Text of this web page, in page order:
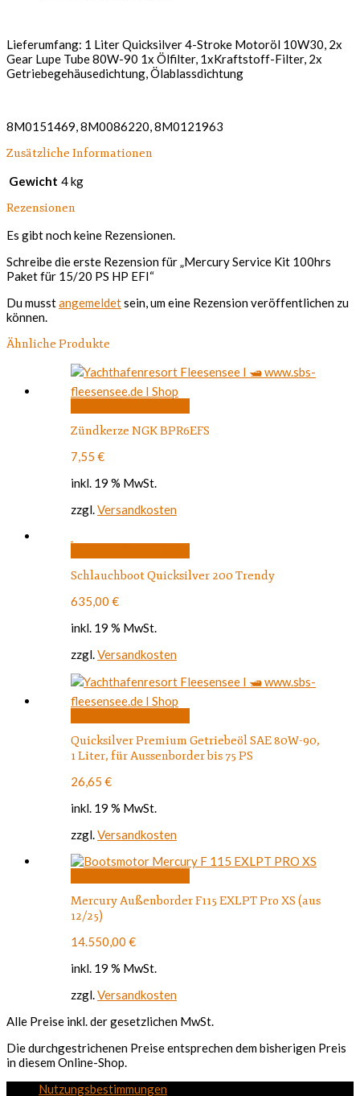
Lieferumfang: 1 Liter Quicksilver 4-Stroke Motoröl 10W30, 2x
Gear Lupe Tube 80W-90 1x Ölfilter, 1xKraftstoff-Filter, 2x
Getriebegehäusedichtung, Ölablassdichtung
8M0151469, 8M0086220, 8M0121963
Zusätzliche Informationen
Gewicht 4 kg
Rezensionen
Es gibt noch keine Rezensionen.
Schreibe die erste Rezension für „Mercury Service Kit 100hrs
Paket für 15/20 PS HP EFI“
Du musstangemeldetsein, um eine Rezension veröffentlichen zu
können.
Ähnliche Produkte
Zündkerze NGK BPR6EFS
7,55 €
inkl. 19 % MwSt.
zzgl.Versandkosten
Schlauchboot Quicksilver 200 Trendy
635,00 €
inkl. 19 % MwSt.
zzgl.Versandkosten
Quicksilver Premium Getriebeöl SAE 80W-90,
1 Liter, für Aussenborder bis 75 PS
26,65 €
inkl. 19 % MwSt.
zzgl.Versandkosten
Mercury Außenborder F115 EXLPT Pro XS (aus
12/25)
14.550,00 €
inkl. 19 % MwSt.
zzgl. Versandkosten
Alle Preise inkl. der gesetzlichen MwSt.
Die durchgestrichenen Preise entsprechen dem bisherigen Preis
in diesem Online-Shop.
Nutzungsbestimmungen